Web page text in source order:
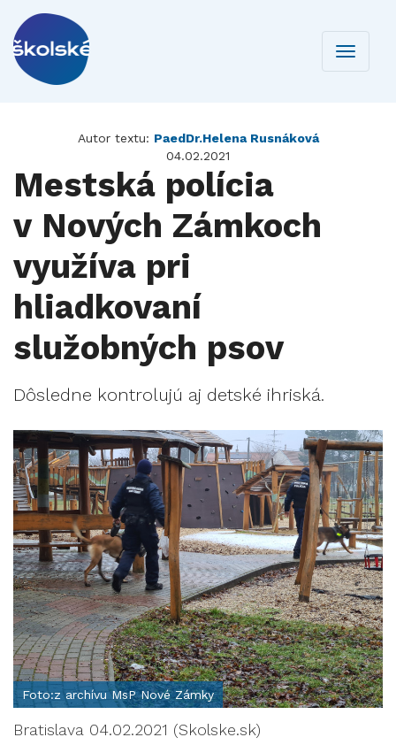
Toggle
Autor textu: PaedDr.Helena Rusnáková
04.02.2021
Mestská polícia
v Nových Zámkoch
využíva pri
hliadkovaní
služobných psov
Dôsledne kontrolujú aj detské ihriská.
Foto:z archívu MsP Nové Zámky
Bratislava 04.02.2021 (Skolske.sk)